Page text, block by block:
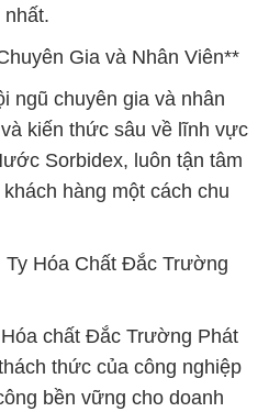
Gia và Nhân Viên**
ngũ chuyên gia và nhân
kiến thức sâu về lĩnh vực
Sorbidex, luôn tận tâm
hàng một cách chu
Hóa Chất Đắc Trường
chất Đắc Trường Phát
thức của công nghiệp
bền vững cho doanh